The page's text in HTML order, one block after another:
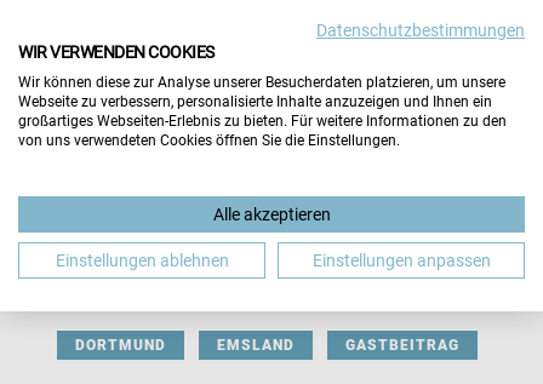
BERUFLICHE ORIENTIERUNG BEWERBUNG
DORTMUND EMSLAND GASTBEITRAG
Datenschutzbestimmungen
WIR VERWENDEN COOKIES
Wir können diese zur Analyse unserer Besucherdaten platzieren, um unsere
Webseite zu verbessern, personalisierte Inhalte anzuzeigen und Ihnen ein
großartiges Webseiten-Erlebnis zu bieten. Für weitere Informationen zu den
von uns verwendeten Cookies öffnen Sie die Einstellungen.
Alle akzeptieren
Einstellungen ablehnen Einstellungen anpassen